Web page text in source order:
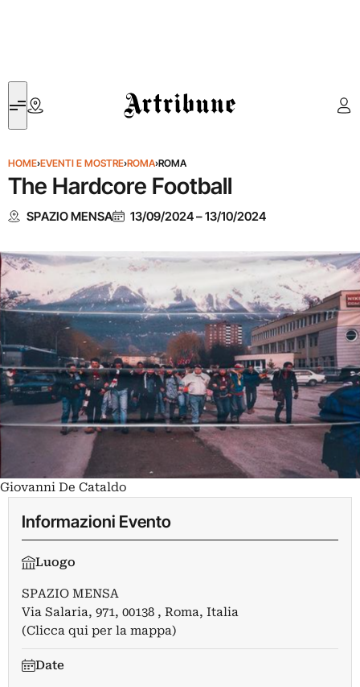
Artribune
HOME›EVENTI E MOSTRE›ROMA›ROMA
The Hardcore Football
SPAZIO MENSA 13/09/2024–13/10/2024
Giovanni De Cataldo
Informazioni Evento
Luogo
SPAZIO MENSA
Via Salaria, 971, 00138 , Roma, Italia
(Clicca qui per la mappa)
Date